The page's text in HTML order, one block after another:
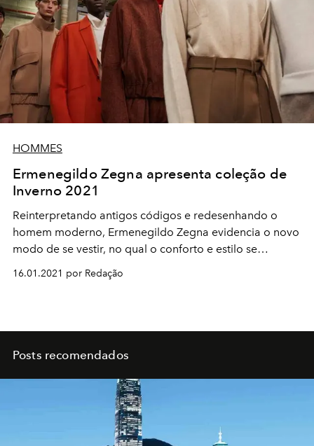
HOMMES
Ermenegildo Zegna apresenta coleção de
Inverno 2021
Reinterpretando antigos códigos e redesenhando o
homem moderno, Ermenegildo Zegna evidencia o novo
modo de se vestir, no qual o conforto e estilo se
16.01.2021 por Redação
Posts recomendados